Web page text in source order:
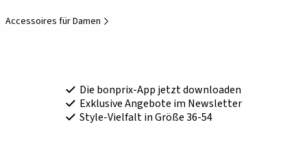
Accessoires für Damen
Die bonprix-App jetzt downloaden
Exklusive Angebote im Newsletter
Style-Vielfalt in Größe 36-54